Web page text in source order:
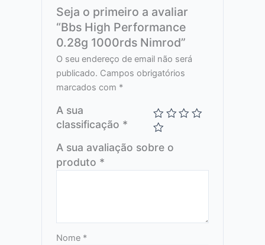
Seja o primeiro a avaliar
“Bbs High Performance
0.28g 1000rds Nimrod”
O seu endereço de email não será
publicado. Campos obrigatórios
marcados com *
A sua
classificação *
A sua avaliação sobre o
produto *
Nome *